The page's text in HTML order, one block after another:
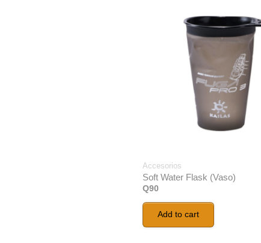
Accesorios
Soft Water Flask (Vaso)
Q90
Add to cart